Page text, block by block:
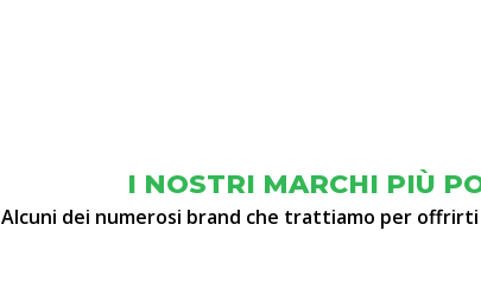
I NOSTRI MARCHI PIÙ
Alcuni dei numerosi brand che trattiamo per